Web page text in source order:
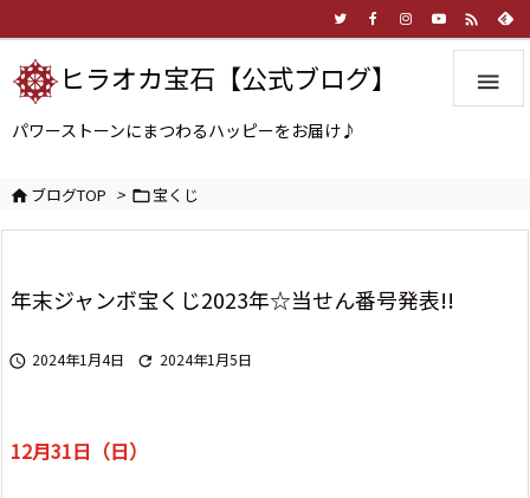


ヒラオカ宝石【公式ブログ】
パワーストーンにまつわるハッピーをお届け♪
ブログTOP > 宝くじ
年末ジャンボ宝くじ2023年☆当せん番号発表!!
 2024年1月4日  2024年1月5日
12月31日（日）